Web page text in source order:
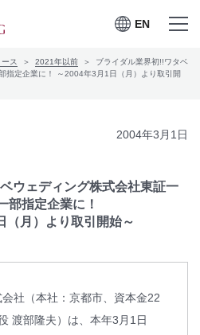
EN
を開く
EN
メニュー
を閉じる
ス 2021年以前
ブライダル業界初!!ワタベ
指定企業に！ ～2004年3月1日（月）より取引開
2004年3月1日
ウェディング株式会社東証一
部指定企業に！
（月）より取引開始～
社（本社：京都市、資本金22
渡部隆夫）は、本年3月1日